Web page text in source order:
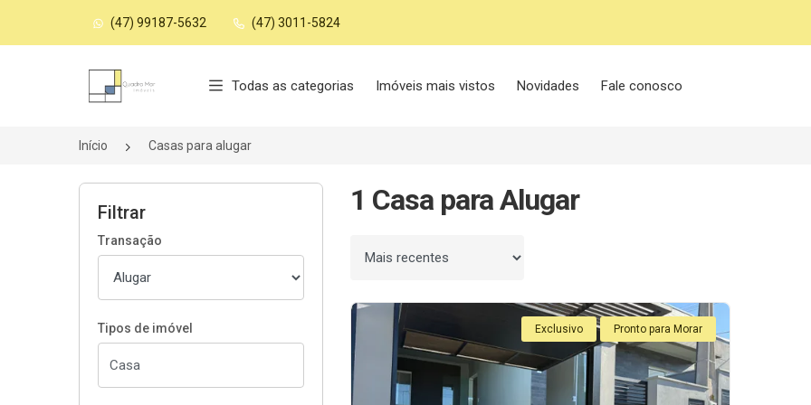
(47) 99187-5632 (47) 3011-5824
Página inicial
Todas as categorias Imóveis mais vistos Novidades Fale conosco
Início Casas para alugar
Filtrar
Transação
Tipos de imóvel
1 Casa para Alugar
Ordenar por
Exclusivo Pronto para Morar